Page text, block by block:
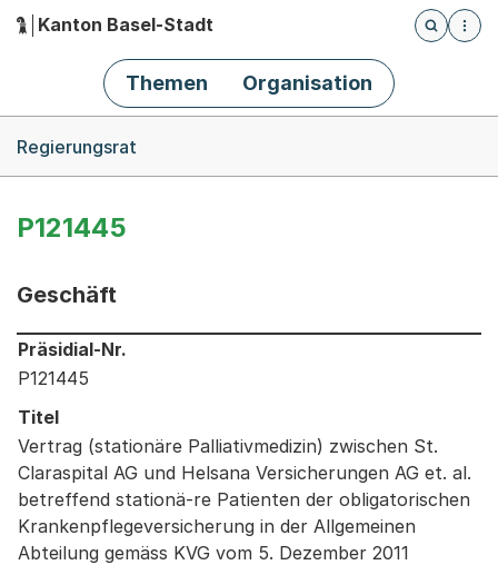
Hauptnavigation
Kanton Basel-Stadt
Öffnet
Themen Organisation
Regierungsrat
P121445
Geschäft
Informationen zum Ausgewählten Geschäft
Präsidial-Nr.
P121445
Titel
Vertrag (stationäre Palliativmedizin) zwischen St.
Claraspital AG und Helsana Versicherungen AG et. al.
betreffend stationä-re Patienten der obligatorischen
Krankenpflegeversicherung in der Allgemeinen
Abteilung gemäss KVG vom 5. Dezember 2011